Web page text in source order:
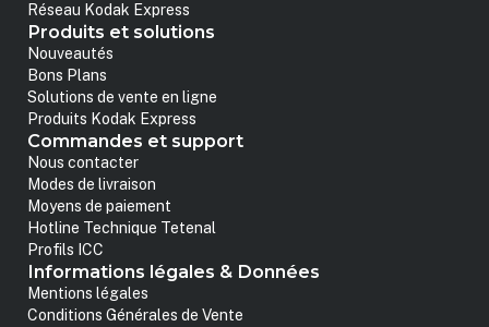
Réseau Kodak Express
Produits et solutions
Nouveautés
Bons Plans
Solutions de vente en ligne
Produits Kodak Express
Commandes et support
Nous contacter
Modes de livraison
Moyens de paiement
Hotline Technique Tetenal
Profils ICC
Informations légales & Données
Mentions légales
Conditions Générales de Vente